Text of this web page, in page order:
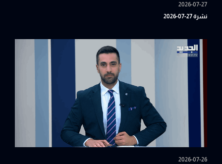
2026-07-27
نشرة 27-07-2026
2026-07-26